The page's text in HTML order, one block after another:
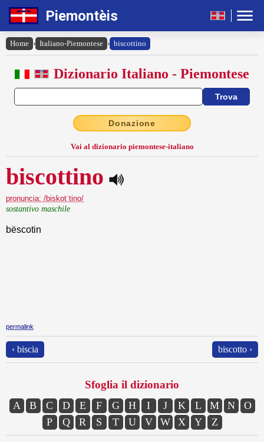
Piemontèis
Home › Italiano-Piemontese › biscottino
Dizionario Italiano - Piemontese
Donazione
Vai al dizionario piemontese-italiano
biscottino
pronuncia: /biskotˈtino/
sostantivo maschile
bëscotin
permalink
‹ biscia biscotto ›
Sfoglia il dizionario
A B C D E F G H I J K L M N
O
P
Q R S T U V W X Y Z